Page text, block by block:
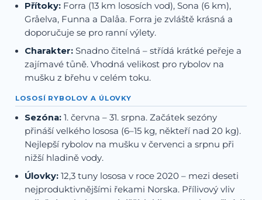
Přítoky: Forra (13 km lososích vod), Sona (6 km),
Gråelva, Funna a Dalåa. Forra je zvláště krásná a
doporučuje se pro ranní výlety.
Charakter: Snadno čitelná – střídá krátké peřeje a
zajímavé tůně. Vhodná velikost pro rybolov na
mušku z břehu v celém toku.
LOSOSÍ RYBOLOV A ÚLOVKY
Sezóna: 1. června – 31. srpna. Začátek sezóny
přináší velkého lososa (6–15 kg, někteří nad 20 kg).
Nejlepší rybolov na mušku v červenci a srpnu při
nižší hladině vody.
Úlovky: 12,3 tuny lososa v roce 2020 – mezi deseti
nejproduktivnějšími řekami Norska. Přílivový vliv